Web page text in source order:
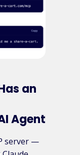
an
Agent
server —